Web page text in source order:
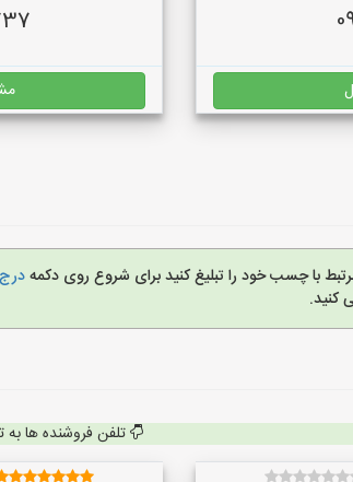
با چسب خود را تبلیغ کنید برای شروع روی دکمه
کنید.
تلفن فروشنده ها